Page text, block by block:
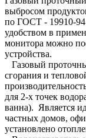
выбросом
по ГОСТ - 19910-94
удобством в
монитора можно
устройства.
Газовый
сгорания и
для 2-х точек
ванна). Является
частных домов,
установлено